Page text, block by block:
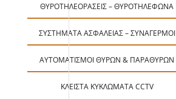
ΘΥΡΟΤΗΛΕΟΡΆΣΕΙΣ – ΘΥΡΟΤΗΛΈΦΩΝΑ
ΣΥΣΤΉΜΑΤΑ ΑΣΦΑΛΕΊΑΣ – ΣΥΝΑΓΕΡΜΟΊ
ΑΥΤΟΜΑΤΙΣΜΟΊ ΘΥΡΏΝ & ΠΑΡΑΘΎΡΩΝ
ΚΛΕΙΣΤΆ ΚΥΚΛΏΜΑΤΑ CCTV